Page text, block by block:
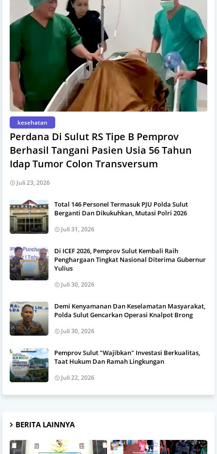
kesehatan
Perdana Di Sulut RS Tipe B Pemprov
Berhasil Tangani Pasien Usia 56 Tahun
Idap Tumor Colon Transversum
Juli 23, 2026
Total 146 Personel Termasuk PJU Polda Sulut
Berganti Dan Dikukuhkan, Mutasi Polri 2026
Juli 31, 2026
Di ICEF 2026, Pemprov Sulut Kembali Raih
Penghargaan Tingkat Nasional Diterima Gubernur
Yulius
Juli 30, 2026
Demi Kenyamanan Dan Keselamatan Masyarakat,
Polda Sulut Gencarkan Operasi Knalpot Brong
Juli 30, 2026
Pemprov Sulut "Wajibkan" Investasi Berkualitas,
Taat Hukum Dan Ramah Lingkungan
Juli 22, 2026
BERITA LAINNYA